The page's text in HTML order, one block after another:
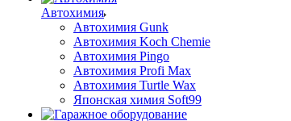
Автохимия
Автохимия Gunk
Автохимия Koch Chemie
Автохимия Pingo
Автохимия Profi Max
Автохимия Turtle Wax
Японская химия Soft99